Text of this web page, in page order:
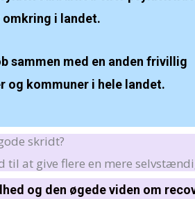
i landet.
sammen med en anden frivillig
og kommuner i hele landet.
skridt?
at give flere en mere
og den øgede viden om